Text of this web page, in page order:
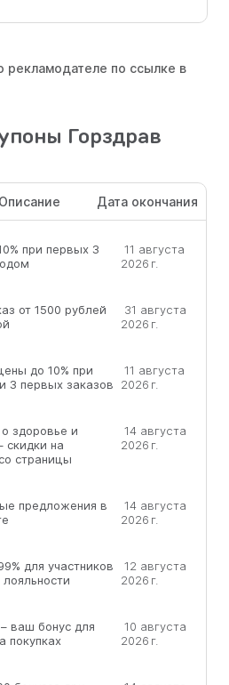
рекламодателе по ссылке в
Горздрав
Описание Дата окончания
при первых 3
11 августа
2026 г.
от 1500 рублей
31 августа
2026 г.
до 10% при
3 первых заказов
11 августа
2026 г.
здоровье и
скидки на
страницы
14 августа
2026 г.
предложения в
14 августа
2026 г.
для участников
12 августа
2026 г.
ваш бонус для
покупках
10 августа
2026 г.